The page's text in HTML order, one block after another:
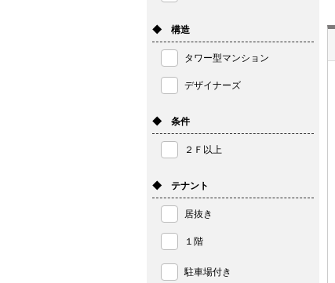
◆ 構造
タワー型マンション
デザイナーズ
◆ 条件
２Ｆ以上
◆ テナント
居抜き
１階
駐車場付き